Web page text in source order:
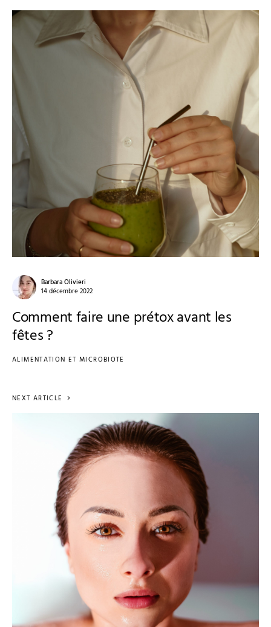
Barbara Olivieri
14 décembre 2022
Comment faire une prétox avant les
fêtes ?
ALIMENTATION ET MICROBIOTE
NEXT ARTICLE